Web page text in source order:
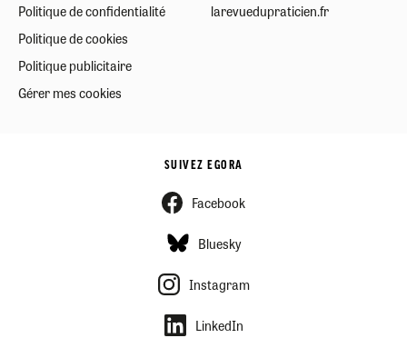
Politique de confidentialité
Politique de cookies
Politique publicitaire
Gérer mes cookies
larevuedupraticien.fr
SUIVEZ EGORA
Facebook
Bluesky
Instagram
LinkedIn